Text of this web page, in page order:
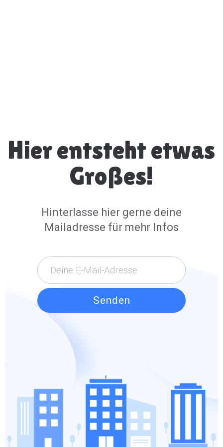
Hier entsteht etwas
Großes!
Hinterlasse hier gerne deine
Mailadresse für mehr Infos
Senden